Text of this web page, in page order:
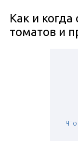
Как и когда
томатов и